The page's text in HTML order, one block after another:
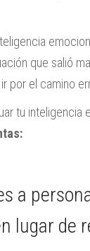
que salió
por el camino
tu inteligencia
a
lugar de